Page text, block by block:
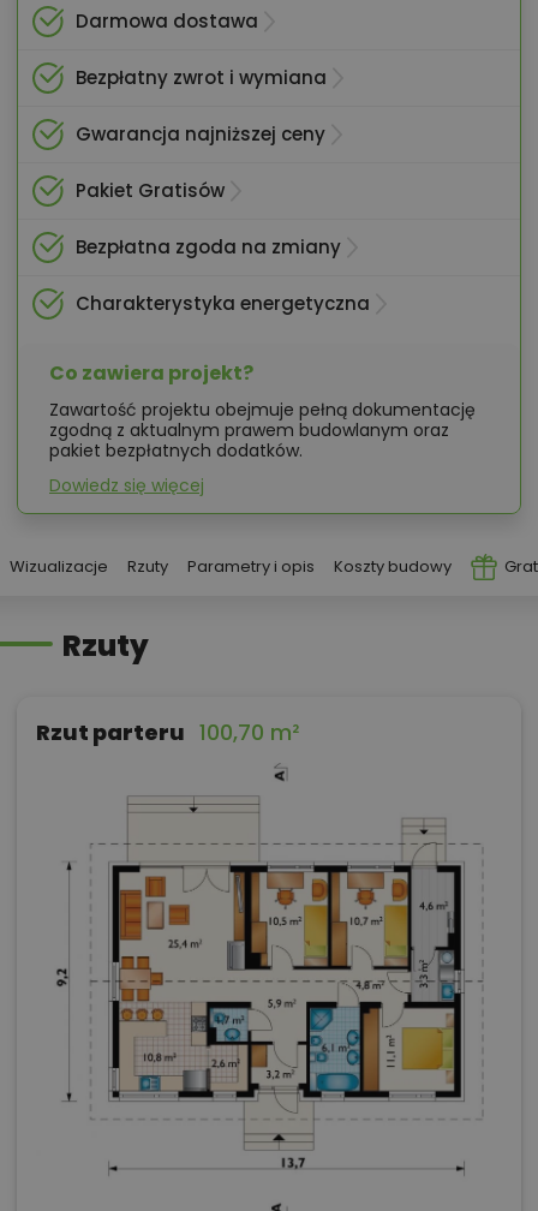
Darmowa dostawa
Bezpłatny zwrot i wymiana
Gwarancja najniższej ceny
Pakiet Gratisów
Bezpłatna zgoda na zmiany
Charakterystyka energetyczna
Co zawiera projekt?
Zawartość projektu obejmuje pełną dokumentację
zgodną z aktualnym prawem budowlanym oraz
pakiet bezpłatnych dodatków.
Dowiedz się więcej
Wizualizacje Rzuty Parametry i opis Koszty budowy
Rzuty
Rzut parteru 100,70 m²